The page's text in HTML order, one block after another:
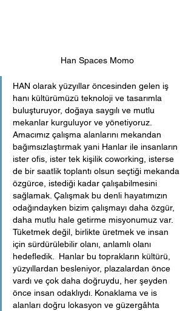
Han Spaces Momo
HAN olarak yüzyıllar öncesinden gelen iş
hanı kültürümüzü teknoloji ve tasarımla
buluşturuyor, doğaya saygılı ve mutlu
mekanlar kurguluyor ve yönetiyoruz.
Amacımız çalışma alanlarını mekandan
bağımsızlaştırmak yani Hanlar ile insanların
ister ofis, ister tek kişilik coworking, isterse
de bir saatlik toplantı olsun seçtiği mekanda
özgürce, istediği kadar çalışabilmesini
sağlamak. Çalışmak bu denli hayatımızın
odağındayken bizim çalışmayı daha özgür,
daha mutlu hale getirme misyonumuz var.
Tüketmek değil, birlikte üretmek ve insan
için sürdürülebilir olanı, anlamlı olanı
hedefledik.  Hanlar bu toprakların kültürü,
yüzyıllardan besleniyor, plazalardan önce
vardı ve çok daha doğruydu, her şeyden
önce insan odaklıydı. Konaklama ve is
alanları doğru lokasyon ve güzergâhta